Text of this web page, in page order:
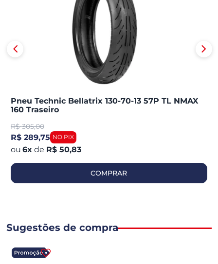
Pneu Technic Bellatrix 130-70-13 57P TL NMAX
160 Traseiro
R$ 305,00
R$ 289,75
6x de R$ 50,83
COMPRAR
Sugestões de compra